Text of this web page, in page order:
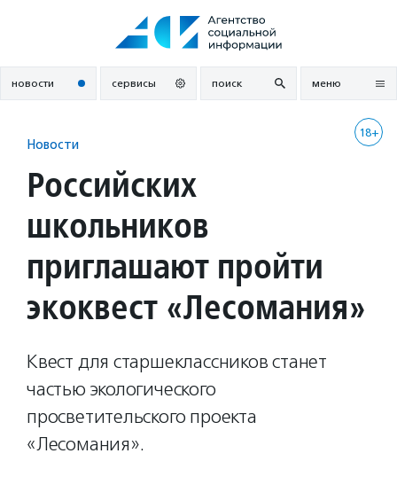
новости сервисы поиск меню
18+
Новости
Российских
школьников
приглашают пройти
экоквест «Лесомания»
Квест для старшеклассников станет
частью экологического
просветительского проекта
«Лесомания».